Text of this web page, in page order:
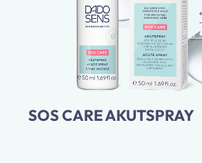
SOS CARE AKUTSPRAY